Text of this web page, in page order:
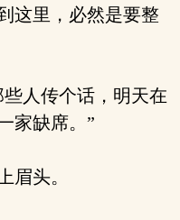
这里，必然是要整
人传个话，明天在
家缺席。”
眉头。